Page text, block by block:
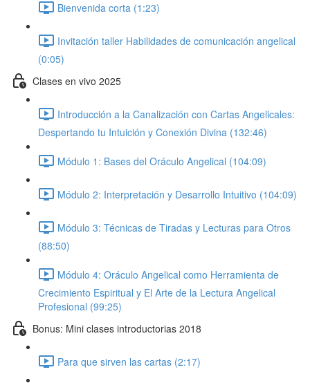
Bienvenida corta (1:23)
Invitación taller Habilidades de comunicación angelical
(0:05)
Clases en vivo 2025
Introducción a la Canalización con Cartas Angelicales:
Despertando tu Intuición y Conexión Divina (132:46)
Módulo 1: Bases del Oráculo Angelical (104:09)
Módulo 2: Interpretación y Desarrollo Intuitivo (104:09)
Módulo 3: Técnicas de Tiradas y Lecturas para Otros
(88:50)
Módulo 4: Oráculo Angelical como Herramienta de
Crecimiento Espiritual y El Arte de la Lectura Angelical
Profesional (99:25)
Bonus: Mini clases introductorias 2018
Para que sirven las cartas (2:17)